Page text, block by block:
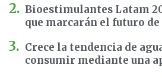
Bioestimulantes Latam
que marcarán el futuro
Crece la tendencia de
consumir mediante una